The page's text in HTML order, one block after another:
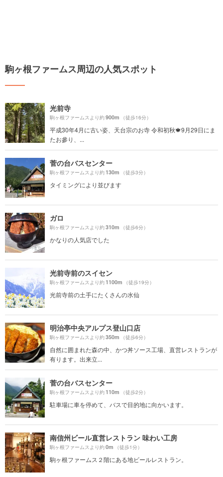
駒ヶ根ファームス周辺の人気スポット
光前寺
駒ヶ根ファームスより約900m （徒歩16分）
平成30年4月に古い姿、天台宗のお寺 令和初秋🍁9月29日にま
たお參り、...
菅の台バスセンター
駒ヶ根ファームスより約130m （徒歩3分）
タイミングにより並びます
ガロ
駒ヶ根ファームスより約310m （徒歩6分）
かなりの人気店でした
光前寺前のスイセン
駒ヶ根ファームスより約1100m （徒歩19分）
光前寺前の土手にたくさんの水仙
明治亭中央アルプス登山口店
駒ヶ根ファームスより約350m （徒歩6分）
自然に囲まれた森の中、かつ丼ソース工場、直営レストランが
有ります。出来立...
菅の台バスセンター
駒ヶ根ファームスより約110m （徒歩2分）
駐車場に車を停めて、バスで目的地に向かいます。
南信州ビール直営レストラン 味わい工房
駒ヶ根ファームスより約0m （徒歩1分）
駒ヶ根ファームス２階にある地ビールレストラン。